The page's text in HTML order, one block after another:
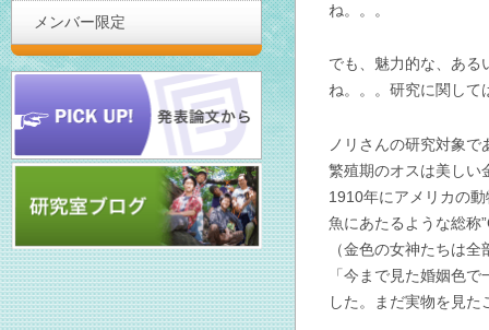
ね。。。
でも、魅力的な、ある
ね。。。研究に関して
ノリさんの研究対象
繁殖期のオスは美しい
1910年にアメリカの
魚にあたるような総称
（金色の女神たちは
「今まで見た婚姻色
した。まだ実物を見
メンバー限定